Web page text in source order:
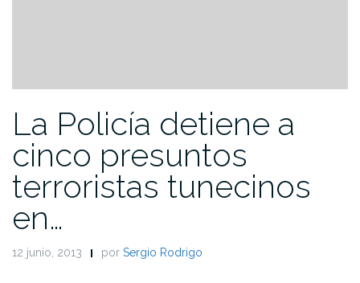
La Policía detiene a
cinco presuntos
terroristas tunecinos
en…
12 junio, 2013 por Sergio Rodrigo